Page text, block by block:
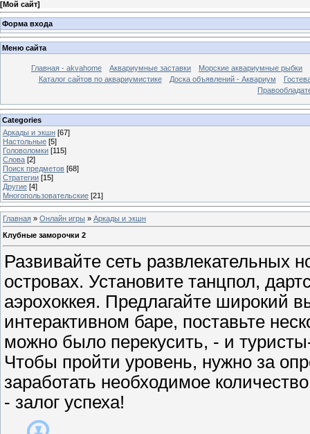
[Мой сайт]
Форма входа
Меню сайта
Главная - akvahome Аквариумные заставки
Морские аквариумные рыбки
Каталог сайтов по аквариумистике
Доска объявлений - Аквариум
Categories
Аркады и экшн [67]
Настольные [5]
Головоломки [115]
Слова [2]
Поиск предметов [68]
Стратегии [15]
Другие [4]
Многопользовательские [21]
Главная » Онлайн игры » Аркады и экшн
Клубные заморочки 2
Развивайте сеть развлекательных
островах. Установите танцпол,
аэрохоккея. Предлагайте широкий
интерактивном баре, поставьте
можно было перекусить, - и
Чтобы пройти уровень, нужно за
заработать необходимое
- залог успеха!